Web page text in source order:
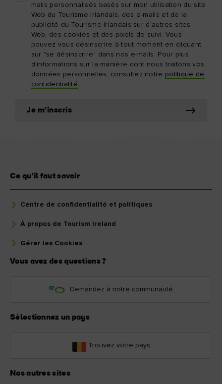
mails personnalisés basés sur mon utilisation du site
Web du Tourisme Irlandais, des e-mails et de la
publicité du Tourisme Irlandais sur d'autres sites
Web, des cookies et des pixels de suivi. Vous
pouvez vous désinscrire à tout moment en cliquant
sur "se désinscrire" dans nos e-mails. Pour plus
d'informations sur la manière dont nous traitons vos
données personnelles, consultez notre politique de
confidentialité.
Je m'inscris
Ce qu'il faut savoir
Centre de confidentialité et politiques
À propos de Tourism Ireland
Gérer les Cookies
Vous avez des questions ?
Demandez à notre communauté
Sélectionnez un pays
Trouvez votre pays
Nos autres sites